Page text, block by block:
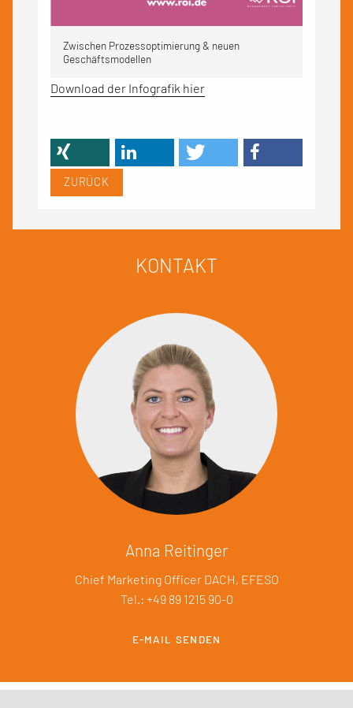
Zwischen Prozessoptimierung & neuen
Geschäftsmodellen
Download der Infografik hier
ZURÜCK
KONTAKT
Anna Reitinger
Chief Marketing Officer DACH, EFESO
Tel.: +49 89 1215 90-0
E-MAIL SENDEN